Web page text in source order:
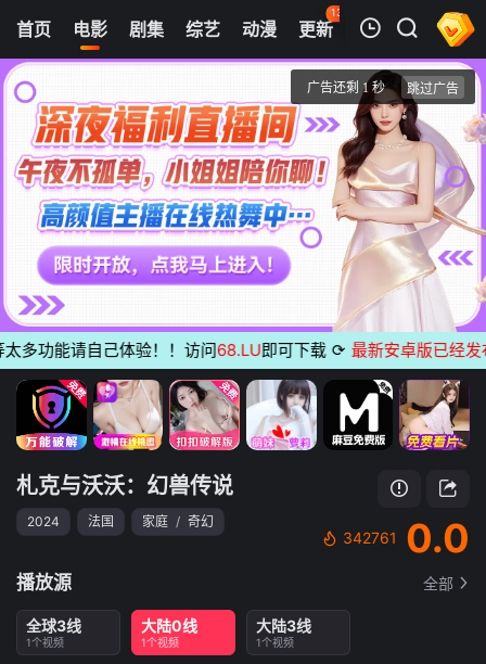
首页 电影 剧集 综艺 动漫 更新
135
热榜 APP
正片
札克与沃沃：幻兽传说
清空
能请自己体验！！访问 68.LU即可下载 ⟳ 最新安卓版已经发布无
札克与沃沃：幻兽传说
2024 法国 家庭 / 奇幻
342761 0.0
播放源 全部
全球3线
1个视频
大陆0线
1个视频
大陆3线
1个视频